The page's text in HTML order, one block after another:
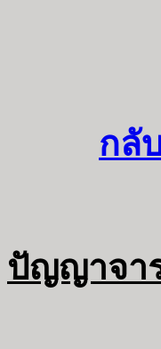
กลั
ปัญญาจา